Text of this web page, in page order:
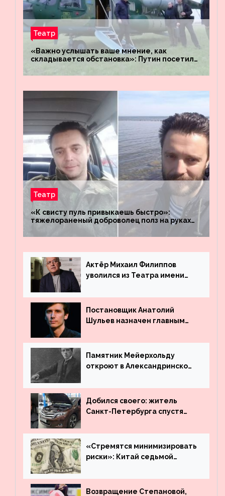
Театр
«Важно услышать ваше мнение, как
складывается обстановка»: Путин посетил
«Восток»
Театр
«К свисту пуль привыкаешь быстро»:
тяжелораненый доброволец полз на руках
четыре километра через заминированное
поле
Актёр Михаил Филиппов
уволился из Театра имени
Постановщик Анатолий
Шульев назначен главным
Вахтангова
Памятник Мейерхольду
откроют в Александринском
Добился своего: житель
Санкт-Петербурга спустя
угнанную в Казахстан
машину
«Стремятся минимизировать
риски»: Китай седьмой
деньги из американского
госдолга
Возвращение Степановой,